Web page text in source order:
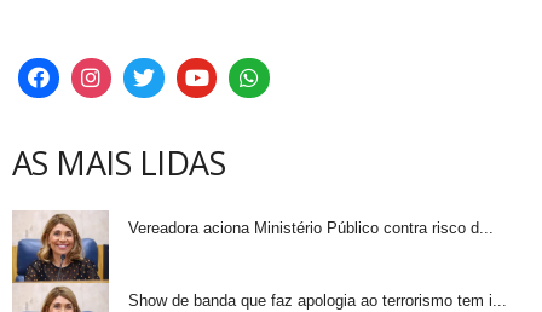
AS MAIS LIDAS
Vereadora aciona Ministério Público contra risco d...
Show de banda que faz apologia ao terrorismo tem i...